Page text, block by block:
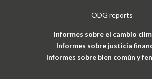
ODG reports
Informes sobre el cambio
Informes sobre justicia
Informes sobre bien común y